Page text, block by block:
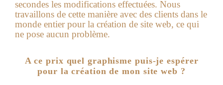
secondes les modifications effectuées. Nous
travaillons de cette manière avec des clients dans le
monde entier pour la création de site web, ce qui
ne pose aucun problème.
A ce prix quel graphisme puis-je espérer
pour la création de mon site web ?